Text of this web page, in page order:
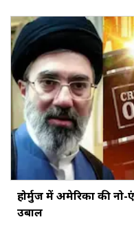
होर्मुज में अमेरिका की नो-
उबाल